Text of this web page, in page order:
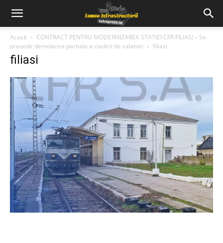
Acasă
CONTRACT PENTRU MODERNIZAREA STATIEI CFR FILIASI – Se
prevede demolarea partiala a cladirii de calatori
filiasi
filiasi